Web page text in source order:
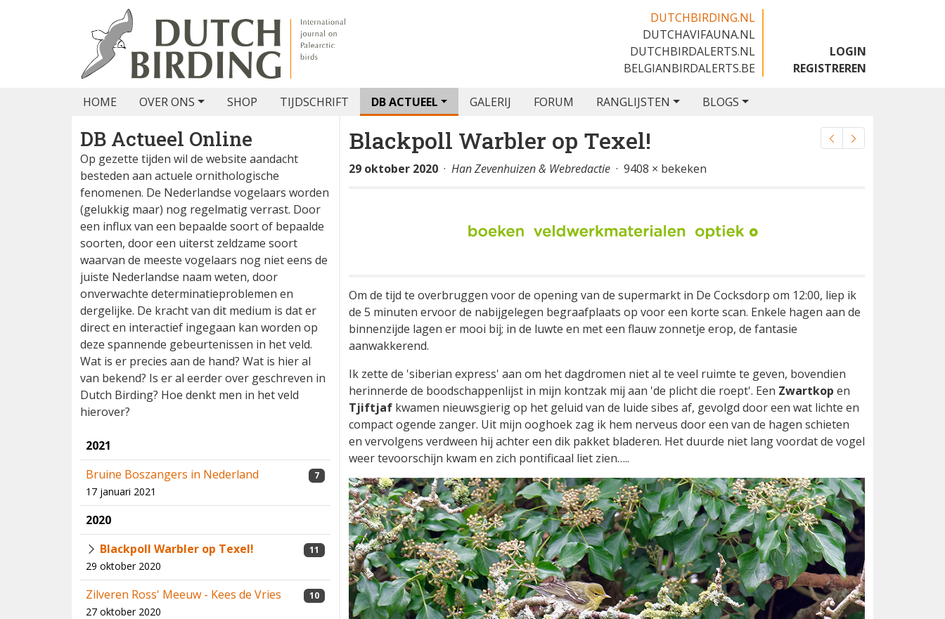
DUTCHBIRDING.NL
DUTCHAVIFAUNA.NL
DUTCHBIRDALERTS.NL
BELGIANBIRDALERTS.BE
LOGIN
REGISTREREN
HOME OVER ONS SHOP TIJDSCHRIFT DB ACTUEEL GALERIJ FORUM RANGLIJSTEN BLOGS
DB Actueel Online
Op gezette tijden wil de website aandacht
besteden aan actuele ornithologische
fenomenen. De Nederlandse vogelaars worden
(gelukkig maar) nog regelmatig verrast. Door
een influx van een bepaalde soort of bepaalde
soorten, door een uiterst zeldzame soort
waarvan de meeste vogelaars nog niet eens de
juiste Nederlandse naam weten, door
onverwachte determinatieproblemen en
dergelijke. De kracht van dit medium is dat er
direct en interactief ingegaan kan worden op
deze spannende gebeurtenissen in het veld.
Wat is er precies aan de hand? Wat is hier al
van bekend? Is er al eerder over geschreven in
Dutch Birding? Hoe denkt men in het veld
hierover?
2021
Bruine Boszangers in Nederland
17 januari 2021
7
2020
Blackpoll Warbler op Texel!
29 oktober 2020
11
Zilveren Ross' Meeuw - Kees de Vries
27 oktober 2020
10
Blackpoll Warbler op Texel!
29 oktober 2020 · Han Zevenhuizen & Webredactie · 9408 × bekeken
Om de tijd te overbruggen voor de opening van de supermarkt in De Cocksdorp om 12:00, liep ik
de 5 minuten ervoor de nabijgelegen begraafplaats op voor een korte scan. Enkele hagen aan de
binnenzijde lagen er mooi bij; in de luwte en met een flauw zonnetje erop, de fantasie
aanwakkerend.
Ik zette de 'siberian express' aan om het dagdromen niet al te veel ruimte te geven, bovendien
herinnerde de boodschappenlijst in mijn kontzak mij aan 'de plicht die roept'. Een Zwartkop en
Tjiftjaf kwamen nieuwsgierig op het geluid van de luide sibes af, gevolgd door een wat lichte en
compact ogende zanger. Uit mijn ooghoek zag ik hem nerveus door een van de hagen schieten
en vervolgens verdween hij achter een dik pakket bladeren. Het duurde niet lang voordat de vogel
weer tevoorschijn kwam en zich pontificaal liet zien…..